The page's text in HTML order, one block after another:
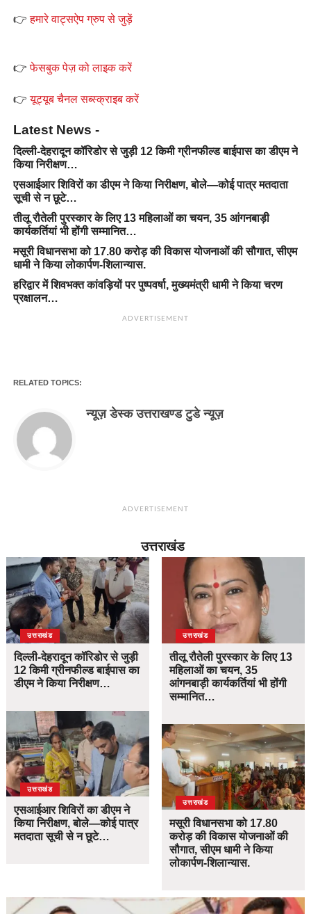
👉हमारे वाट्सऐप ग्रुप से जुड़ें
👉फेसबुक पेज़ को लाइक करें
👉यूट्यूब चैनल सब्स्क्राइब करें
Latest News -
दिल्ली-देहरादून कॉरिडोर से जुड़ी 12 किमी ग्रीनफील्ड बाईपास का डीएम ने
किया निरीक्षण…
एसआईआर शिविरों का डीएम ने किया निरीक्षण, बोले—कोई पात्र मतदाता
सूची से न छूटे…
तीलू रौतेली पुरस्कार के लिए 13 महिलाओं का चयन, 35 आंगनबाड़ी
कार्यकर्तियां भी होंगी सम्मानित…
मसूरी विधानसभा को 17.80 करोड़ की विकास योजनाओं की सौगात, सीएम
धामी ने किया लोकार्पण-शिलान्यास.
हरिद्वार में शिवभक्त कांवड़ियों पर पुष्पवर्षा, मुख्यमंत्री धामी ने किया चरण
प्रक्षालन…
ADVERTISEMENT
RELATED TOPICS:
न्यूज़ डेस्क उत्तराखण्ड टुडे न्यूज़
ADVERTISEMENT
उत्तराखंड
उत्तराखंड
दिल्ली-देहरादून कॉरिडोर से जुड़ी
12 किमी ग्रीनफील्ड बाईपास का
डीएम ने किया निरीक्षण…
उत्तराखंड
एसआईआर शिविरों का डीएम ने
किया निरीक्षण, बोले—कोई पात्र
मतदाता सूची से न छूटे…
उत्तराखंड
तीलू रौतेली पुरस्कार के लिए 13
महिलाओं का चयन, 35
आंगनबाड़ी कार्यकर्तियां भी होंगी
सम्मानित…
उत्तराखंड
मसूरी विधानसभा को 17.80
करोड़ की विकास योजनाओं की
सौगात, सीएम धामी ने किया
लोकार्पण-शिलान्यास.